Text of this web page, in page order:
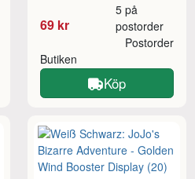
69 kr
5 på
postorder
Butiken
Postorder
Köp